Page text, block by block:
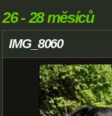
26 - 28 měsíců
IMG_8060